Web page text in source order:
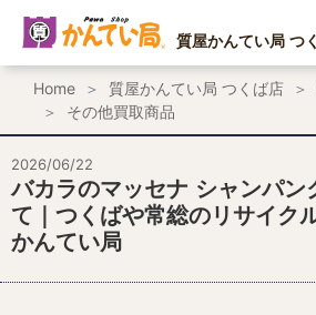
ス
プ
質屋かんてい局 つ
Home 質屋かんてい局 つくば店
その他買取商品
2026/06/22
バカラのマッセナ シャンパン
て｜つくばや常総のリサイク
かんてい局